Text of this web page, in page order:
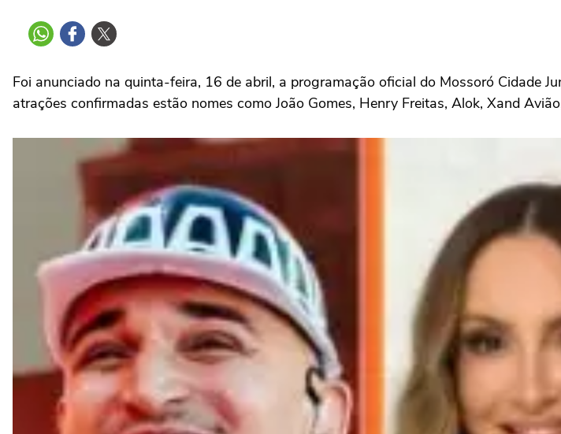
Foi anunciado na quinta-feira, 16 de abril, a programação oficial do Mossoró Cidade
atrações confirmadas estão nomes como João Gomes, Henry Freitas, Alok, Xand